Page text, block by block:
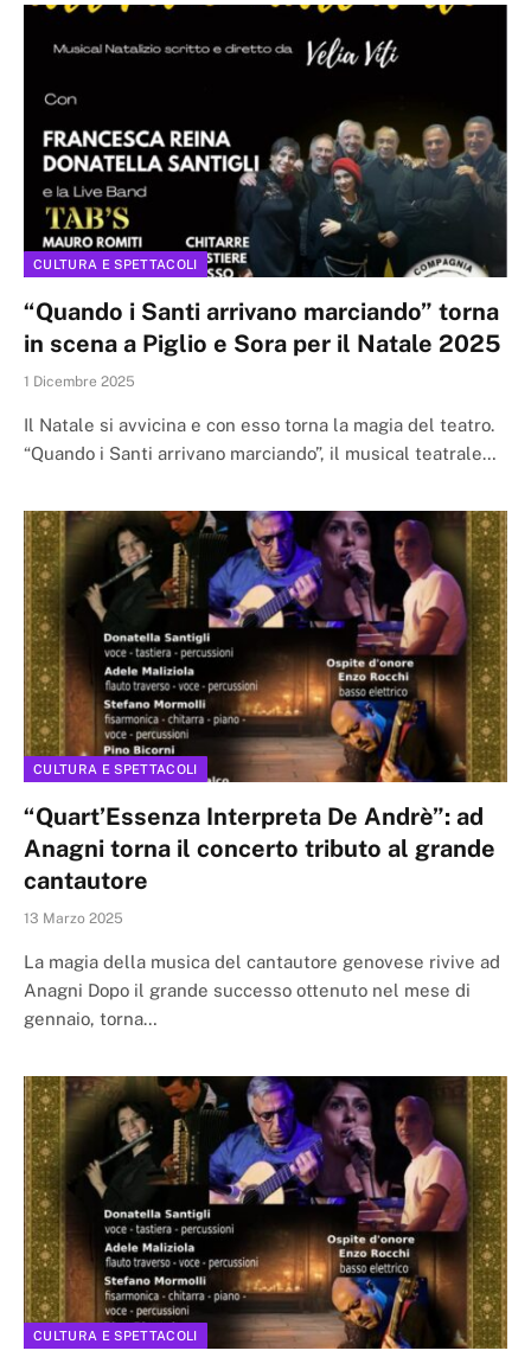
CULTURA E SPETTACOLI
“Quando i Santi arrivano marciando” torna
in scena a Piglio e Sora per il Natale 2025
1 Dicembre 2025
Il Natale si avvicina e con esso torna la magia del teatro.
“Quando i Santi arrivano marciando”, il musical teatrale…
CULTURA E SPETTACOLI
“Quart’Essenza Interpreta De Andrè”: ad
Anagni torna il concerto tributo al grande
cantautore
13 Marzo 2025
La magia della musica del cantautore genovese rivive ad
Anagni Dopo il grande successo ottenuto nel mese di
gennaio, torna…
CULTURA E SPETTACOLI